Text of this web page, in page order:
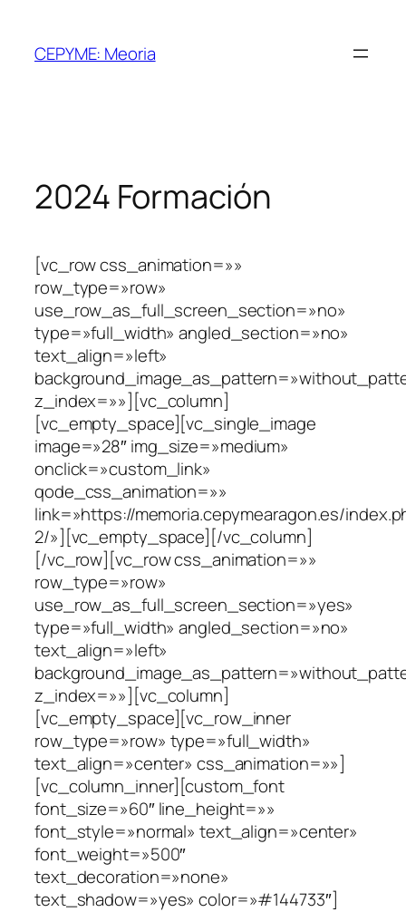
contenido
CEPYME: Meoria
2024 Formación
[vc_row css_animation=»»
row_type=»row»
use_row_as_full_screen_section=»no»
type=»full_width» angled_section=»no»
text_align=»left»
z_index=»»][vc_column]
[vc_empty_space][vc_single_image
image=»28″ img_size=»medium»
onclick=»custom_link»
qode_css_animation=»»
link=»https://memoria.cepymearagon.es/
2/»][vc_empty_space][/vc_column]
[/vc_row][vc_row css_animation=»»
row_type=»row»
use_row_as_full_screen_section=»yes»
type=»full_width» angled_section=»no»
text_align=»left»
z_index=»»][vc_column]
[vc_empty_space][vc_row_inner
row_type=»row» type=»full_width»
text_align=»center» css_animation=»»]
[vc_column_inner][custom_font
font_size=»60″ line_height=»»
font_style=»normal» text_align=»center»
font_weight=»500″
text_decoration=»none»
text_shadow=»yes» color=»#144733″]